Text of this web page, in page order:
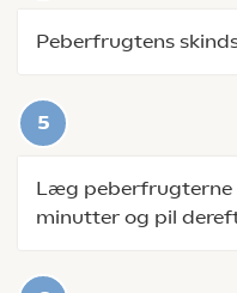
Peberfrugtens
Læg peberfrugterne
minutter og pil